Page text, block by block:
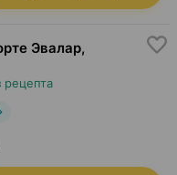
Эвалар,
рецепта